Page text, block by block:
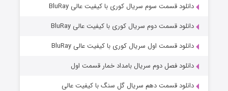
وستی ها
قسمت۱ (زیرنویس) منتشر شد
دانلود قسمت سوم سریال کوری با کیفیت عالی BluRay
دانلود قسمت دوم سریال کوری با کیفیت عالی BluRay
دانلود قسمت اول سریال کوری با کیفیت عالی BluRay
دانلود فصل دوم سریال بامداد خمار قسمت اول
دانلود قسمت دهم سریال گل سنگ با کیفیت عالی